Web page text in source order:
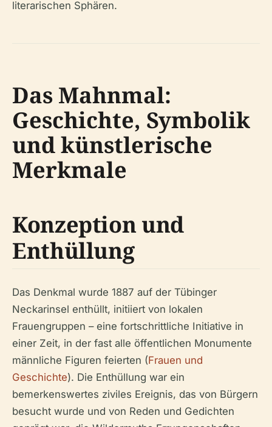
literarischen Sphären.
Das Mahnmal:
Geschichte, Symbolik
und künstlerische
Merkmale
Konzeption und
Enthüllung
Das Denkmal wurde 1887 auf der Tübinger
Neckarinsel enthüllt, initiiert von lokalen
Frauengruppen – eine fortschrittliche Initiative in
einer Zeit, in der fast alle öffentlichen Monumente
männliche Figuren feierten (Frauen und
Geschichte). Die Enthüllung war ein
bemerkenswertes ziviles Ereignis, das von Bürgern
besucht wurde und von Reden und Gedichten